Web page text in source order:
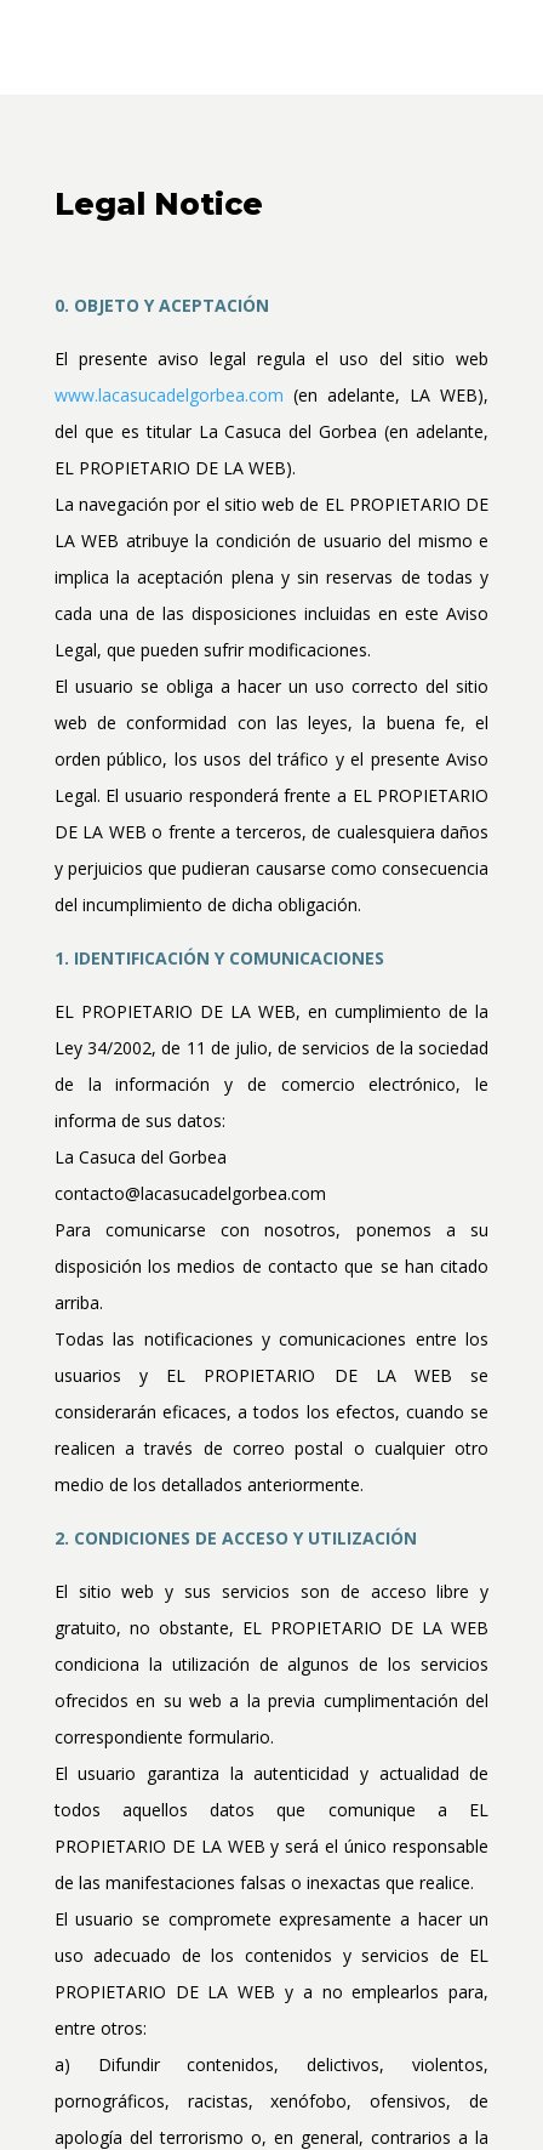
Legal Notice
0. OBJETO Y ACEPTACIÓN
El presente aviso legal regula el uso del sitio web
www.lacasucadelgorbea.com (en adelante, LA WEB),
del que es titular La Casuca del Gorbea (en adelante,
EL PROPIETARIO DE LA WEB).
La navegación por el sitio web de EL PROPIETARIO DE
LA WEB atribuye la condición de usuario del mismo e
implica la aceptación plena y sin reservas de todas y
cada una de las disposiciones incluidas en este Aviso
Legal, que pueden sufrir modificaciones.
El usuario se obliga a hacer un uso correcto del sitio
web de conformidad con las leyes, la buena fe, el
orden público, los usos del tráfico y el presente Aviso
Legal. El usuario responderá frente a EL PROPIETARIO
DE LA WEB o frente a terceros, de cualesquiera daños
y perjuicios que pudieran causarse como consecuencia
del incumplimiento de dicha obligación.
1. IDENTIFICACIÓN Y COMUNICACIONES
EL PROPIETARIO DE LA WEB, en cumplimiento de la
Ley 34/2002, de 11 de julio, de servicios de la sociedad
de la información y de comercio electrónico, le
informa de sus datos:
La Casuca del Gorbea
contacto@lacasucadelgorbea.com
Para comunicarse con nosotros, ponemos a su
disposición los medios de contacto que se han citado
arriba.
Todas las notificaciones y comunicaciones entre los
usuarios y EL PROPIETARIO DE LA WEB se
considerarán eficaces, a todos los efectos, cuando se
realicen a través de correo postal o cualquier otro
medio de los detallados anteriormente.
2. CONDICIONES DE ACCESO Y UTILIZACIÓN
El sitio web y sus servicios son de acceso libre y
gratuito, no obstante, EL PROPIETARIO DE LA WEB
condiciona la utilización de algunos de los servicios
ofrecidos en su web a la previa cumplimentación del
correspondiente formulario.
El usuario garantiza la autenticidad y actualidad de
todos aquellos datos que comunique a EL
PROPIETARIO DE LA WEB y será el único responsable
de las manifestaciones falsas o inexactas que realice.
El usuario se compromete expresamente a hacer un
uso adecuado de los contenidos y servicios de EL
PROPIETARIO DE LA WEB y a no emplearlos para,
entre otros:
a) Difundir contenidos, delictivos, violentos,
pornográficos, racistas, xenófobo, ofensivos, de
apología del terrorismo o, en general, contrarios a la